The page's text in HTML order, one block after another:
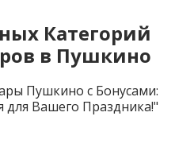
Категорий
в Пушкино
Пушкино с Бонусами:
Вашего Праздника!"